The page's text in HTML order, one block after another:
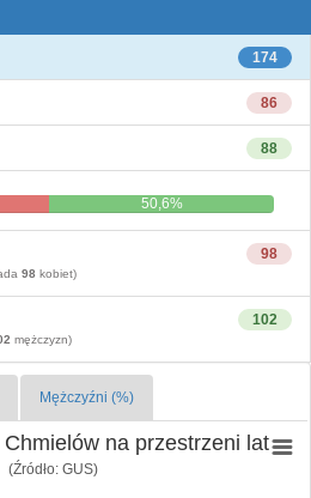
174
86
88
50,6%
98
98 kobiet)
102
mężczyzn)
Mężczyźni (%)
na przestrzeni lat
(Źródło: GUS)